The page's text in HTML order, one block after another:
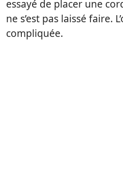
essayé de placer une
ne s’est pas laissé faire.
compliquée.